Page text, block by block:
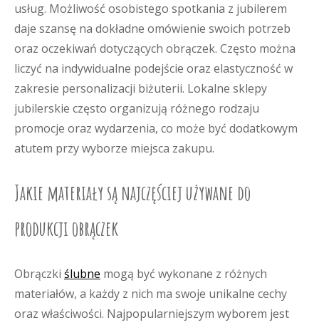
usług. Możliwość osobistego spotkania z jubilerem
daje szansę na dokładne omówienie swoich potrzeb
oraz oczekiwań dotyczących obrączek. Często można
liczyć na indywidualne podejście oraz elastyczność w
zakresie personalizacji biżuterii. Lokalne sklepy
jubilerskie często organizują różnego rodzaju
promocje oraz wydarzenia, co może być dodatkowym
atutem przy wyborze miejsca zakupu.
Jakie materiały są najczęściej używane do
produkcji obrączek
Obrączki ślubne mogą być wykonane z różnych
materiałów, a każdy z nich ma swoje unikalne cechy
oraz właściwości. Najpopularniejszym wyborem jest